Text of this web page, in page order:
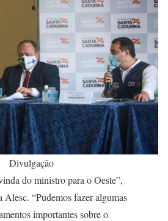
Divulgação
do ministro para o Oeste”,
Alesc. “Pudemos fazer algumas
importantes sobre o